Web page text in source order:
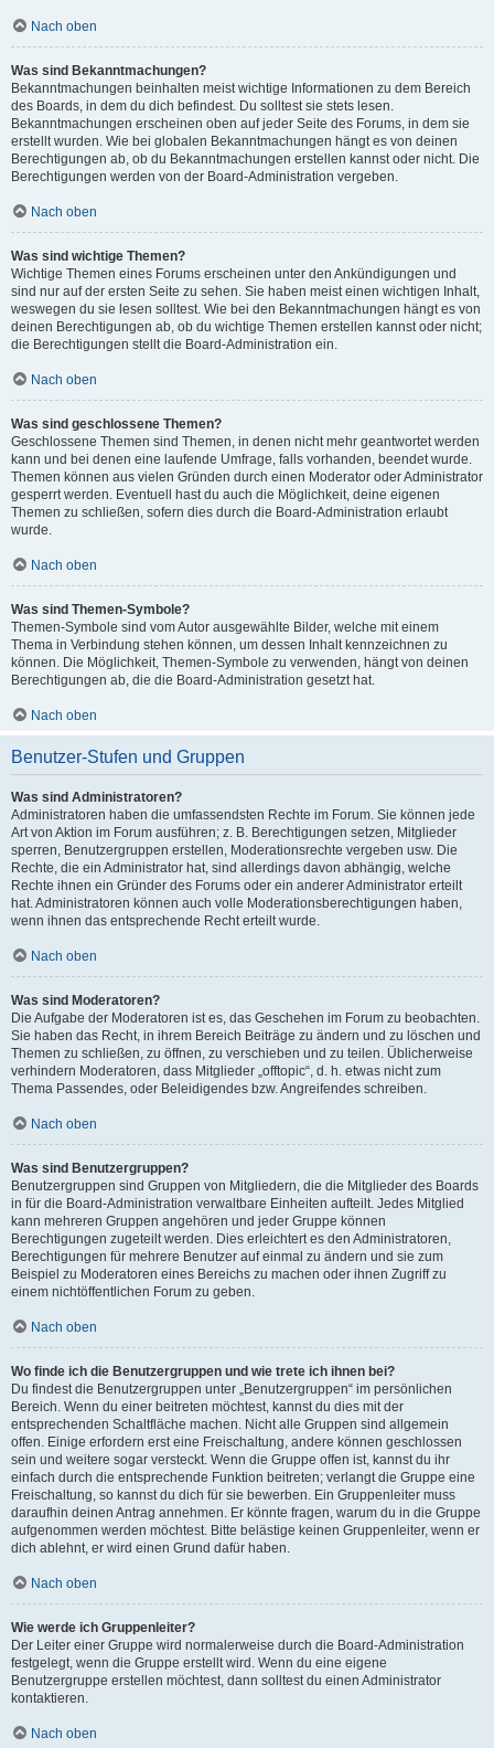
Nach oben
Was sind Bekanntmachungen?
Bekanntmachungen beinhalten meist wichtige Informationen zu dem Bereich
des Boards, in dem du dich befindest. Du solltest sie stets lesen.
Bekanntmachungen erscheinen oben auf jeder Seite des Forums, in dem sie
erstellt wurden. Wie bei globalen Bekanntmachungen hängt es von deinen
Berechtigungen ab, ob du Bekanntmachungen erstellen kannst oder nicht. Die
Berechtigungen werden von der Board-Administration vergeben.
Nach oben
Was sind wichtige Themen?
Wichtige Themen eines Forums erscheinen unter den Ankündigungen und
sind nur auf der ersten Seite zu sehen. Sie haben meist einen wichtigen Inhalt,
weswegen du sie lesen solltest. Wie bei den Bekanntmachungen hängt es von
deinen Berechtigungen ab, ob du wichtige Themen erstellen kannst oder nicht;
die Berechtigungen stellt die Board-Administration ein.
Nach oben
Was sind geschlossene Themen?
Geschlossene Themen sind Themen, in denen nicht mehr geantwortet werden
kann und bei denen eine laufende Umfrage, falls vorhanden, beendet wurde.
Themen können aus vielen Gründen durch einen Moderator oder Administrator
gesperrt werden. Eventuell hast du auch die Möglichkeit, deine eigenen
Themen zu schließen, sofern dies durch die Board-Administration erlaubt
wurde.
Nach oben
Was sind Themen-Symbole?
Themen-Symbole sind vom Autor ausgewählte Bilder, welche mit einem
Thema in Verbindung stehen können, um dessen Inhalt kennzeichnen zu
können. Die Möglichkeit, Themen-Symbole zu verwenden, hängt von deinen
Berechtigungen ab, die die Board-Administration gesetzt hat.
Nach oben
Benutzer-Stufen und Gruppen
Was sind Administratoren?
Administratoren haben die umfassendsten Rechte im Forum. Sie können jede
Art von Aktion im Forum ausführen; z. B. Berechtigungen setzen, Mitglieder
sperren, Benutzergruppen erstellen, Moderationsrechte vergeben usw. Die
Rechte, die ein Administrator hat, sind allerdings davon abhängig, welche
Rechte ihnen ein Gründer des Forums oder ein anderer Administrator erteilt
hat. Administratoren können auch volle Moderationsberechtigungen haben,
wenn ihnen das entsprechende Recht erteilt wurde.
Nach oben
Was sind Moderatoren?
Die Aufgabe der Moderatoren ist es, das Geschehen im Forum zu beobachten.
Sie haben das Recht, in ihrem Bereich Beiträge zu ändern und zu löschen und
Themen zu schließen, zu öffnen, zu verschieben und zu teilen. Üblicherweise
verhindern Moderatoren, dass Mitglieder „offtopic“, d. h. etwas nicht zum
Thema Passendes, oder Beleidigendes bzw. Angreifendes schreiben.
Nach oben
Was sind Benutzergruppen?
Benutzergruppen sind Gruppen von Mitgliedern, die die Mitglieder des Boards
in für die Board-Administration verwaltbare Einheiten aufteilt. Jedes Mitglied
kann mehreren Gruppen angehören und jeder Gruppe können
Berechtigungen zugeteilt werden. Dies erleichtert es den Administratoren,
Berechtigungen für mehrere Benutzer auf einmal zu ändern und sie zum
Beispiel zu Moderatoren eines Bereichs zu machen oder ihnen Zugriff zu
einem nichtöffentlichen Forum zu geben.
Nach oben
Wo finde ich die Benutzergruppen und wie trete ich ihnen bei?
Du findest die Benutzergruppen unter „Benutzergruppen“ im persönlichen
Bereich. Wenn du einer beitreten möchtest, kannst du dies mit der
entsprechenden Schaltfläche machen. Nicht alle Gruppen sind allgemein
offen. Einige erfordern erst eine Freischaltung, andere können geschlossen
sein und weitere sogar versteckt. Wenn die Gruppe offen ist, kannst du ihr
einfach durch die entsprechende Funktion beitreten; verlangt die Gruppe eine
Freischaltung, so kannst du dich für sie bewerben. Ein Gruppenleiter muss
daraufhin deinen Antrag annehmen. Er könnte fragen, warum du in die Gruppe
aufgenommen werden möchtest. Bitte belästige keinen Gruppenleiter, wenn er
dich ablehnt, er wird einen Grund dafür haben.
Nach oben
Wie werde ich Gruppenleiter?
Der Leiter einer Gruppe wird normalerweise durch die Board-Administration
festgelegt, wenn die Gruppe erstellt wird. Wenn du eine eigene
Benutzergruppe erstellen möchtest, dann solltest du einen Administrator
kontaktieren.
Nach oben